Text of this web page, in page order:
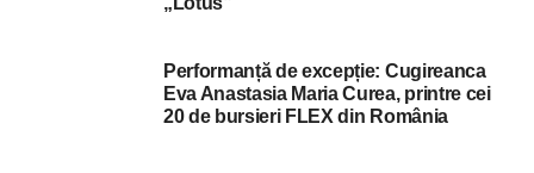
Performanță de excepție: Cugireanca
Eva Anastasia Maria Curea, printre cei
20 de bursieri FLEX din România